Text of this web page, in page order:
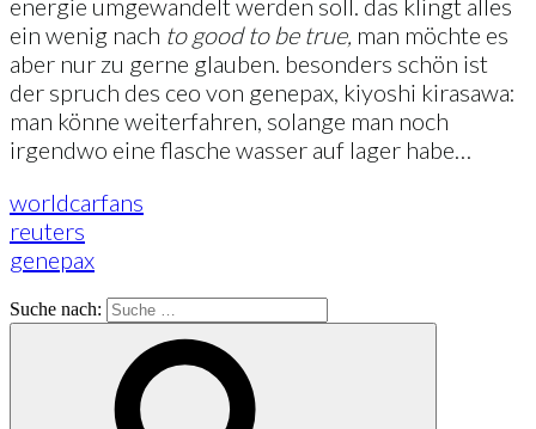
energie umgewandelt werden soll. das klingt alles
ein wenig nach to good to be true, man möchte es
aber nur zu gerne glauben. besonders schön ist
der spruch des ceo von genepax, kiyoshi kirasawa:
man könne weiterfahren, solange man noch
irgendwo eine flasche wasser auf lager habe…
worldcarfans
reuters
genepax
Suche nach: